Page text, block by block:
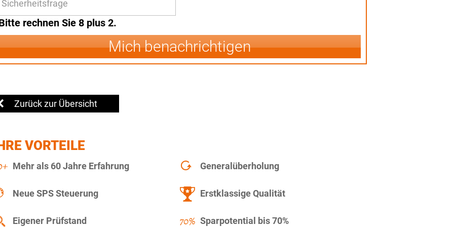
rechnen Sie 8 plus 2.
Mich benachrichtigen
Zurück zur Übersicht
VORTEILE
Mehr als 60 Jahre Erfahrung Generalüberholung
Neue SPS Steuerung Erstklassige Qualität
Eigener Prüfstand Sparpotential bis 70%